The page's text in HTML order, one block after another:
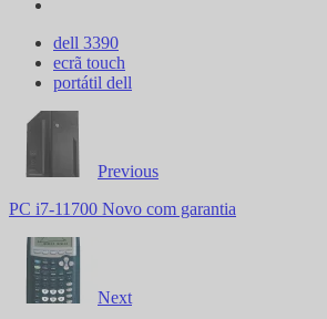
dell 3390
ecrã touch
portátil dell
Previous
PC i7-11700 Novo com garantia
Next